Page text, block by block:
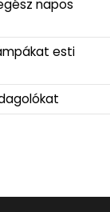
napos
esti